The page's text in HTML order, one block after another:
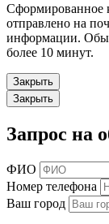
Сформированное
отправлено на
информации.
более 10 минут.
Закрыть
Закрыть
Запрос на
ФИО
Номер телефона
Ваш город